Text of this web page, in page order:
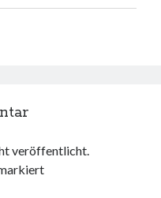
veröffentlicht.